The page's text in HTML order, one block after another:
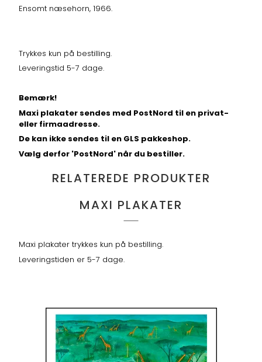
Ensomt næsehorn, 1966.
Trykkes kun på bestilling.
Leveringstid 5-7 dage.
Bemærk!
Maxi plakater sendes med PostNord til en privat-
eller firmaadresse.
De kan ikke sendes til en GLS pakkeshop.
Vælg derfor 'PostNord' når du bestiller.
RELATEREDE PRODUKTER
MAXI PLAKATER
Maxi plakater trykkes kun på bestilling.
Leveringstiden er 5-7 dage.